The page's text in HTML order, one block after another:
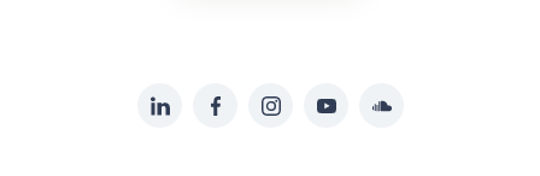
LinkedInFacebookInstagramYouTubeSoundcloud